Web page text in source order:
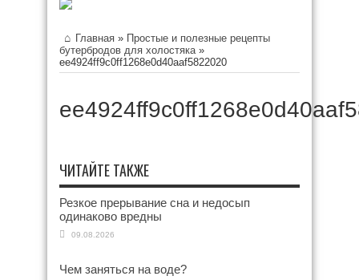
Главная » Простые и полезные рецепты
бутербродов для холостяка»
ee4924ff9c0ff1268e0d40aaf5822020
ЧИТАЙТЕ ТАКЖЕ
Резкое прерывание сна и недосып
одинаково вредны
09.08.2026
Чем заняться на воде?